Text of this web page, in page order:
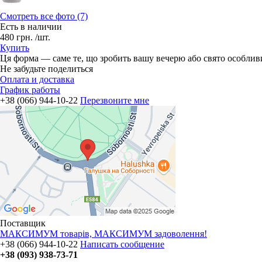
Смотреть все фото (7)
Есть в наличии
480 грн. /шт.
Купить
Ця форма — саме те, що зробить вашу вечерю або свято
Не забудьте поделиться
Оплата и доставка
График работы
+38 (066) 944-10-22 Перезвоните мне
Поставщик
МАКСИМУМ товарів, МАКСИМУМ задоволення!
+38 (066) 944-10-22 Написать сообщение
+38 (093) 938-73-71